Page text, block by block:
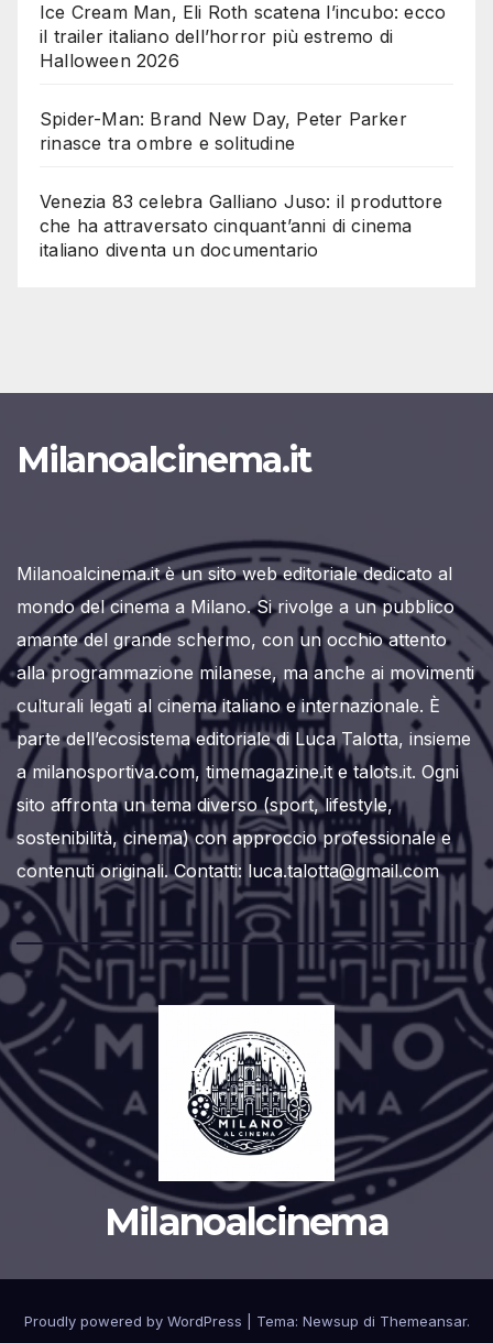
Ice Cream Man, Eli Roth scatena l’incubo: ecco
il trailer italiano dell’horror più estremo di
Halloween 2026
Spider-Man: Brand New Day, Peter Parker
rinasce tra ombre e solitudine
Venezia 83 celebra Galliano Juso: il produttore
che ha attraversato cinquant’anni di cinema
italiano diventa un documentario
Milanoalcinema.it
Milanoalcinema.it è un sito web editoriale dedicato al
mondo del cinema a Milano. Si rivolge a un pubblico
amante del grande schermo, con un occhio attento
alla programmazione milanese, ma anche ai movimenti
culturali legati al cinema italiano e internazionale. È
parte dell’ecosistema editoriale di Luca Talotta, insieme
a milanosportiva.com, timemagazine.it e talots.it. Ogni
sito affronta un tema diverso (sport, lifestyle,
sostenibilità, cinema) con approccio professionale e
contenuti originali. Contatti: luca.talotta@gmail.com
Milanoalcinema
Proudly powered by WordPress Tema: Newsup di Themeansar.